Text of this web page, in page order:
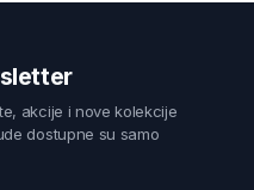
akcije i nove kolekcije
dostupne su samo